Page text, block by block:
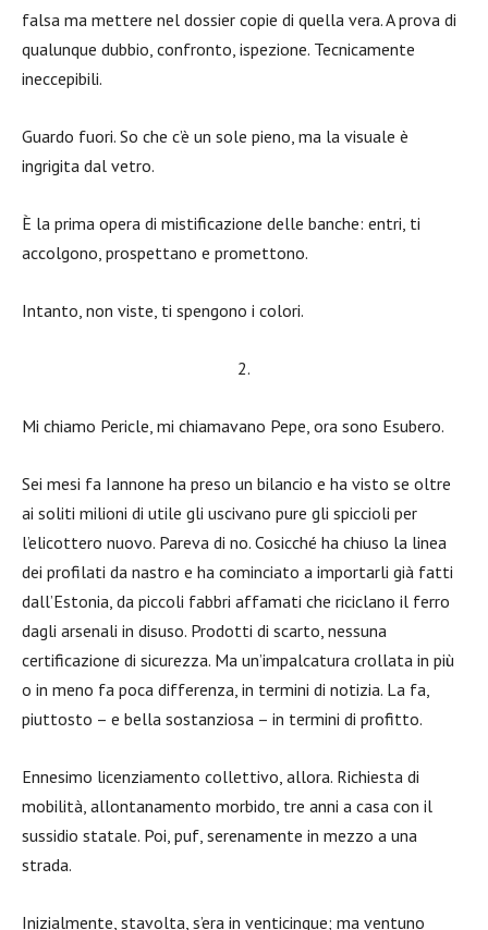
falsa ma mettere nel dossier copie di quella vera. A prova di
qualunque dubbio, confronto, ispezione. Tecnicamente
ineccepibili.
Guardo fuori. So che c’è un sole pieno, ma la visuale è
ingrigita dal vetro.
È la prima opera di mistificazione delle banche: entri, ti
accolgono, prospettano e promettono.
Intanto, non viste, ti spengono i colori.
2.
Mi chiamo Pericle, mi chiamavano Pepe, ora sono Esubero.
Sei mesi fa Iannone ha preso un bilancio e ha visto se oltre
ai soliti milioni di utile gli uscivano pure gli spiccioli per
l’elicottero nuovo. Pareva di no. Cosicché ha chiuso la linea
dei profilati da nastro e ha cominciato a importarli già fatti
dall’Estonia, da piccoli fabbri affamati che riciclano il ferro
dagli arsenali in disuso. Prodotti di scarto, nessuna
certificazione di sicurezza. Ma un’impalcatura crollata in più
o in meno fa poca differenza, in termini di notizia. La fa,
piuttosto – e bella sostanziosa – in termini di profitto.
Ennesimo licenziamento collettivo, allora. Richiesta di
mobilità, allontanamento morbido, tre anni a casa con il
sussidio statale. Poi, puf, serenamente in mezzo a una
strada.
Inizialmente, stavolta, s’era in venticinque; ma ventuno